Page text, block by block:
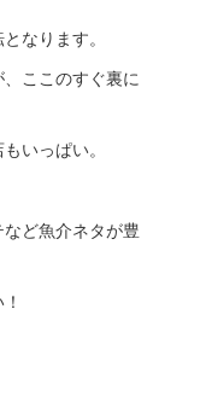
なります。
ここのすぐ裏に
いっぱい。
ど魚介ネタが豊